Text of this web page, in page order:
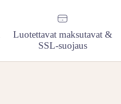
Luotettavat maksutavat &
SSL-suojaus